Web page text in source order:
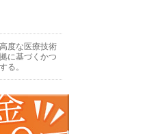
度な医療技術
に基づくかつ
る。